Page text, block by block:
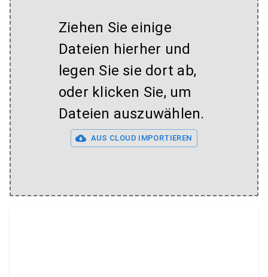
Ziehen Sie einige
Dateien hierher und
legen Sie sie dort ab,
oder klicken Sie, um
Dateien auszuwählen.
AUS CLOUD IMPORTIEREN